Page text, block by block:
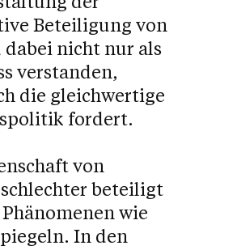
Beteiligung von
nicht nur als
verstanden,
die gleichwertige
fordert.
von
beteiligt
wie
In den